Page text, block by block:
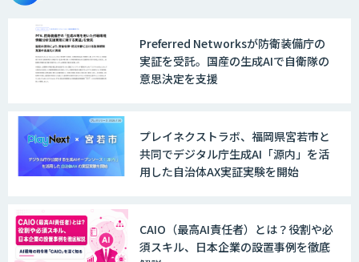
Preferred Networksが防衛装備庁の
実証を受託。国産の生成AIで自衛隊の
意思決定を支援
プレイネクストラボ、福岡県宮若市と
共同でデジタル庁生成AI「源内」を活
用した自治体AX実証実験を開始
CAIO（最高AI責任者）とは？役割や必
須スキル、日本企業の設置事例を徹底